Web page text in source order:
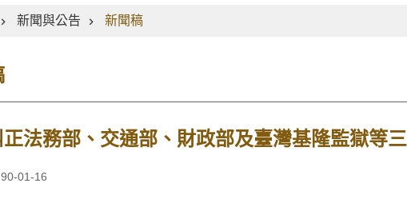
新聞與公告 新聞稿
正法務部、交通部、財政部及臺灣基隆監獄等
01-16